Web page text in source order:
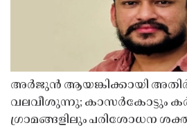
അർജുൻ ആയങ്കിക്കായി
വലവീശുന്നു; കാസർകോട്ടും
ഗ്രാമങ്ങളിലും പരിശോധന